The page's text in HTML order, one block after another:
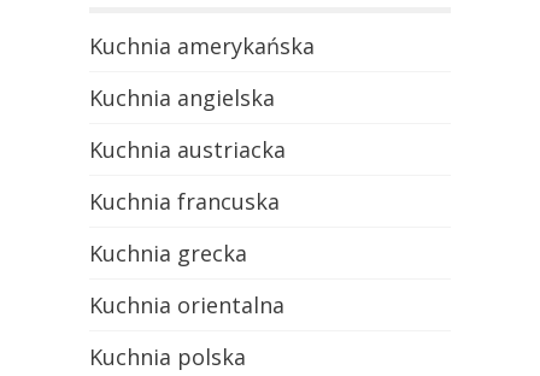
Kuchnia amerykańska
Kuchnia angielska
Kuchnia austriacka
Kuchnia francuska
Kuchnia grecka
Kuchnia orientalna
Kuchnia polska